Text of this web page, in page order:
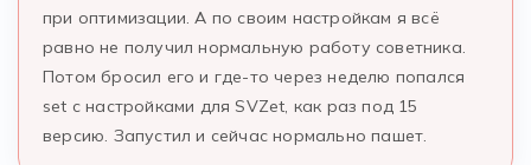
при оптимизации. А по своим настройкам я всё
равно не получил нормальную работу советника.
Потом бросил его и где-то через неделю попался
set с настройками для SVZet, как раз под 15
версию. Запустил и сейчас нормально пашет.